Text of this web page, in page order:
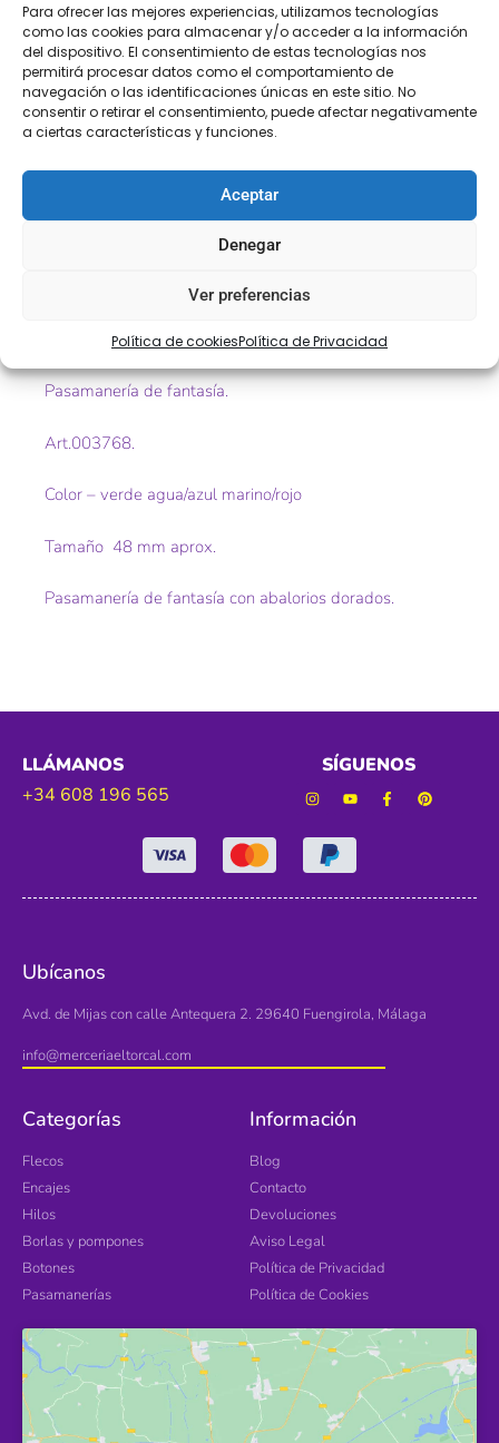
Para ofrecer las mejores experiencias, utilizamos tecnologías
como las cookies para almacenar y/o acceder a la información
del dispositivo. El consentimiento de estas tecnologías nos
permitirá procesar datos como el comportamiento de
navegación o las identificaciones únicas en este sitio. No
consentir o retirar el consentimiento, puede afectar negativamente
a ciertas características y funciones.
Aceptar
Denegar
Ver preferencias
Política de cookiesPolítica de Privacidad
COMPRA
SEGURA
ENVÍO 24-48H TIENDA FÍSICA
Descripción
Información adicional
Descripción
Pasamanería de fantasía.
Art.003768.
Color – verde agua/azul marino/rojo
Tamaño 48 mm aprox.
Pasamanería de fantasía con abalorios dorados.
LLÁMANOS
+34 608 196 565
SÍGUENOS
Ubícanos
Avd. de Mijas con calle Antequera 2. 29640 Fuengirola, Málaga
info@merceriaeltorcal.com
Categorías
Flecos
Encajes
Hilos
Borlas y pompones
Botones
Pasamanerías
Información
Blog
Contacto
Devoluciones
Aviso Legal
Política de Privacidad
Política de Cookies